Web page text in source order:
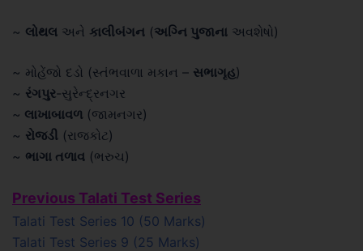
~ લોથલ અને કાલીબંગન (અગ્નિ પુજાના અવશેષો)
~ મોહેંજો દડો (સ્તંભવાળા મકાન – સભાગૃહ)
~ રંગપુર-સુરેન્દ્રનગર
~ લાખાબાવળ (જામનગર)
~ રોજડી (રાજકોટ)
~ ભાગા તળાવ (ભરુચ)
Previous Talati Test Series
Talati Test Series 10 (50 Marks)
Talati Test Series 9 (25 Marks)